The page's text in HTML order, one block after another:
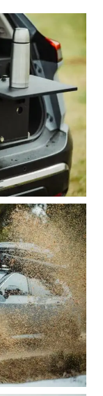
22.900 €
alrededor